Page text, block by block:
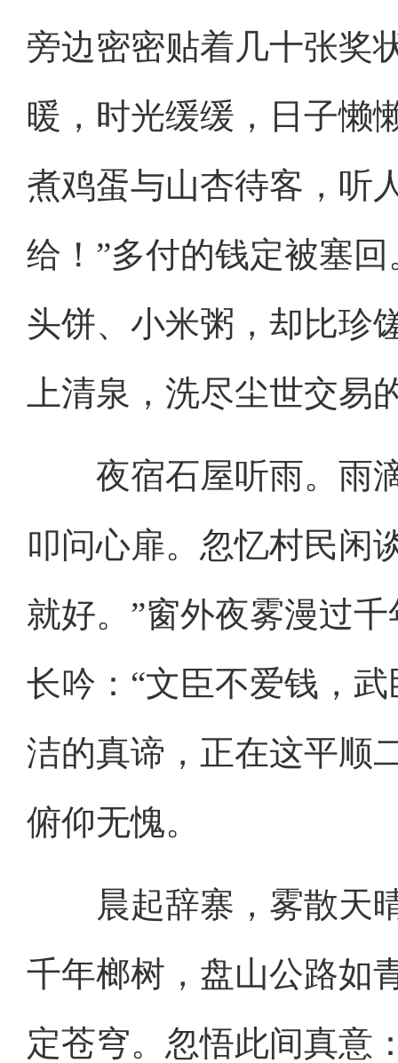
旁边密密贴着几十张奖
暖，时光缓缓，日子懒
煮鸡蛋与山杏待客，听
给！”多付的钱定被塞
头饼、小米粥，却比珍
上清泉，洗尽尘世交易
夜宿石屋听雨。雨滴
叩问心扉。忽忆村民闲
就好。”窗外夜雾漫过
长吟：“文臣不爱钱，
洁的真谛，正在这平
俯仰无愧。
晨起辞寨，雾散天晴
千年榔树，盘山公路如
定苍穹。忽悟此间真意